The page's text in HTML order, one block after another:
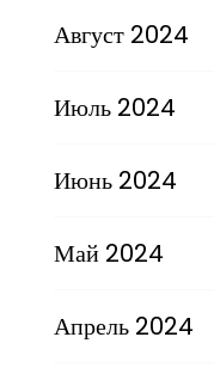
Август 2024
Июль 2024
Июнь 2024
Май 2024
Апрель 2024